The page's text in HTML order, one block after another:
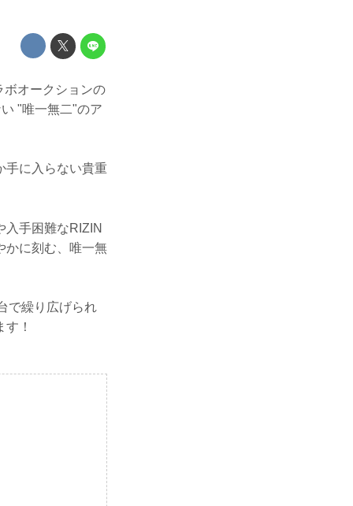
オークションの
"唯一無二"のア
手に入らない貴重
入手困難なRIZIN
かに刻む、唯一無
で繰り広げられ
！